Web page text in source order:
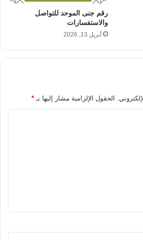
رقم جنى الموحد للتواصل
والاستفسارات
أبريل 13, 2026
الحقول الإلزامية مشار إليها بـ *